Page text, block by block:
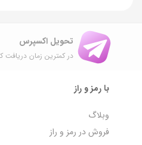
تحویل اکسپرس
در کمترین زمان دریافت
با رمز و راز
وبلاگ
فروش در رمز و راز